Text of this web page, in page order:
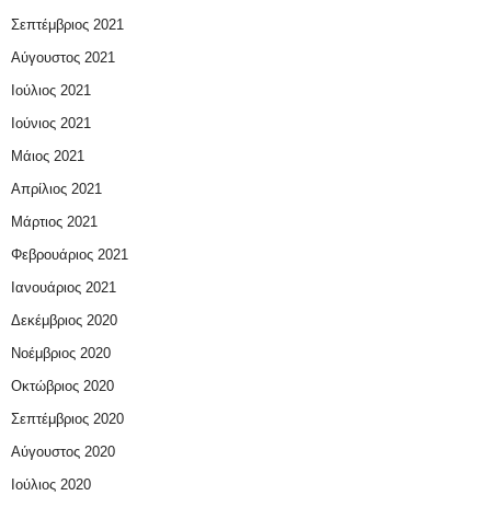
Σεπτέμβριος 2021
Αύγουστος 2021
Ιούλιος 2021
Ιούνιος 2021
Μάιος 2021
Απρίλιος 2021
Μάρτιος 2021
Φεβρουάριος 2021
Ιανουάριος 2021
Δεκέμβριος 2020
Νοέμβριος 2020
Οκτώβριος 2020
Σεπτέμβριος 2020
Αύγουστος 2020
Ιούλιος 2020